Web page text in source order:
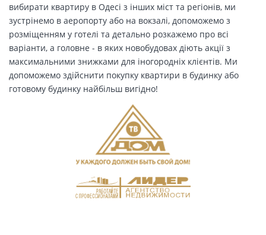
вибирати квартиру в Одесі з інших міст та регіонів, ми
зустрінемо в аеропорту або на вокзалі, допоможемо з
розміщенням у готелі та детально розкажемо про всі
варіанти, а головне - в яких новобудовах діють акції з
максимальними знижками для іногородніх клієнтів. Ми
допоможемо здійснити покупку квартири в будинку або
готовому будинку найбільш вигідно!